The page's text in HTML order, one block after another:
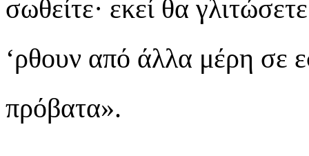
σωθείτε· εκεί θα
‘ρθουν από άλλα μέρη σε
πρόβατα».